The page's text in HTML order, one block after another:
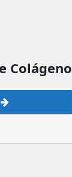
Colágeno